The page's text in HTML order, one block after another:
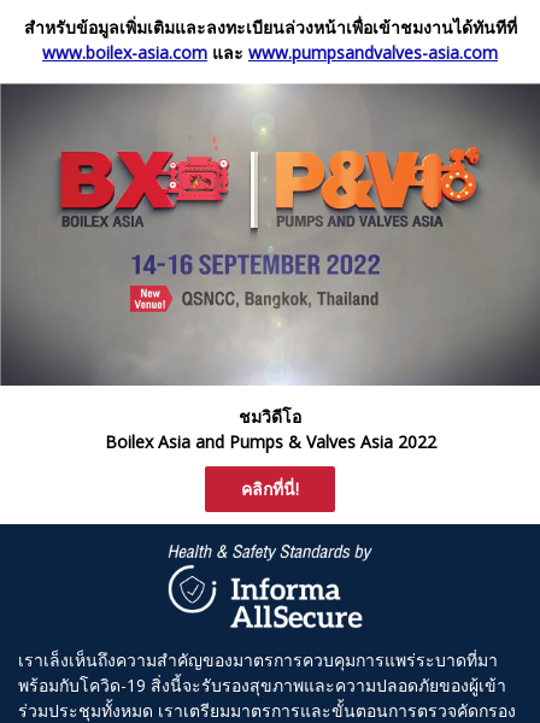
สำหรับข้อมูลเพิ่มเติมและลงทะเบียนล่วงหน้าเพื่อเข้าชมงานได้ทันทีที่
www.boilex-asia.com และ www.pumpsandvalves-asia.com
ชมวิดีโอ
Boilex Asia and Pumps & Valves Asia 2022
คลิกที่นี่!
เราเล็งเห็นถึงความสำคัญของมาตรการควบคุมการแพร่ระบาดที่มา
พร้อมกับโควิด-19 สิ่งนี้จะรับรองสุขภาพและความปลอดภัยของผู้เข้า
ร่วมประชุมทั้งหมด เราเตรียมมาตรการและขั้นตอนการตรวจคัดกรอง